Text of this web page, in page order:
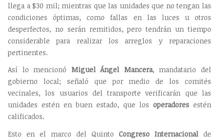
llega a $30 mil; mientras que las unidades que no tengan las
condiciones óptimas, como fallas en las luces u otros
desperfectos, no serán remitidos, pero tendrán un tiempo
considerable para realizar los arreglos y reparaciones
pertinentes.
Así lo mencionó Miguel Ángel Mancera, mandatario del
gobierno local; señaló que por medio de los comités
vecinales, los usuarios del transporte verificarán que las
unidades estén en buen estado, que los operadores estén
calificados.
Esto en el marco del Quinto Congreso Internacional de